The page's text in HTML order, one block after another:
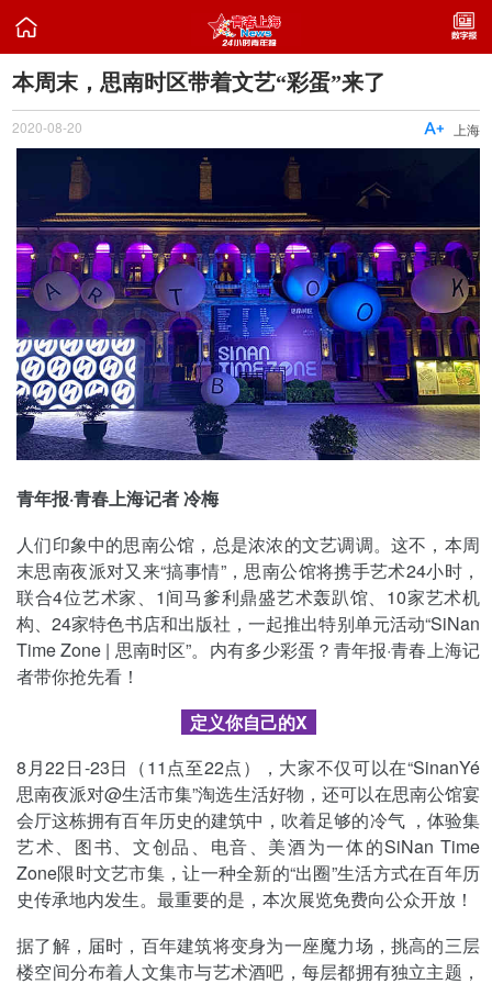

本周末，思南时区带着文艺“彩蛋”来了
2020-08-20 上海

青年报·青春上海记者 冷梅
人们印象中的思南公馆，总是浓浓的文艺调调。这不，本周
末思南夜派对又来“搞事情”，思南公馆将携手艺术24小时，
联合4位艺术家、1间马爹利鼎盛艺术轰趴馆、10家艺术机
构、24家特色书店和出版社，一起推出特别单元活动“SiNan
Time Zone | 思南时区”。内有多少彩蛋？青年报·青春上海记
者带你抢先看！
定义你自己的X
8月22日-23日（11点至22点），大家不仅可以在“SinanYé
思南夜派对@生活市集”淘选生活好物，还可以在思南公馆宴
会厅这栋拥有百年历史的建筑中，吹着足够的冷气 ，体验集
艺术、图书、文创品、电音、美酒为一体的SiNan Time
Zone限时文艺市集，让一种全新的“出圈”生活方式在百年历
史传承地内发生。最重要的是，本次展览免费向公众开放！
据了解，届时，百年建筑将变身为一座魔力场，挑高的三层
楼空间分布着人文集市与艺术酒吧，每层都拥有独立主题，